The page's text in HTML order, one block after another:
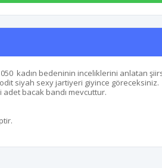
1050 kadın bedeninin inceliklerini anlatan
siyah sexy jartiyeri giyince göreceksiniz.
bacak bandı mevcuttur.